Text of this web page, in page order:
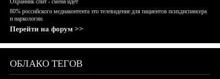
Охранник спит - смена идёт
80% российского медиаконтента это телевидение для пациентов психдиспансера
и наркологии.
Перейти на форум >>
ОБЛАКО ТЕГОВ